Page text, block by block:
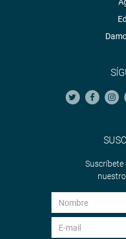
Suscríbete